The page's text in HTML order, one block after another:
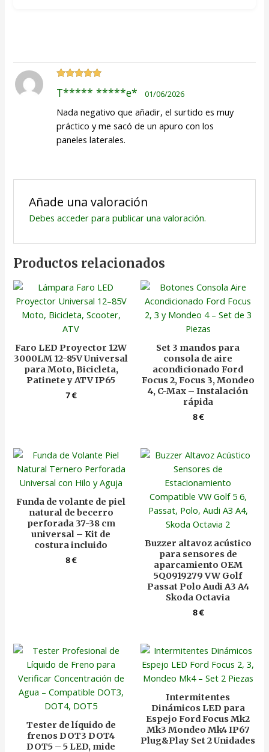
con5de 5
T***** *****e* 01/06/2026
Nada negativo que añadir, el surtido es muy
práctico y me sacó de un apuro con los
paneles laterales.
Añade una valoración
Debes accederpara publicar una valoración.
Productos relacionados
Faro LED Proyector 12W
3000LM 12-85V Universal
para Moto, Bicicleta,
Patinete y ATV IP65
7€
Set 3 mandos para
consola de aire
acondicionado Ford
Focus 2, Focus 3, Mondeo
4, C-Max – Instalación
rápida
8€
Funda de volante de piel
natural de becerro
perforada 37-38 cm
universal – Kit de
costura incluido
8€
Buzzer altavoz acústico
para sensores de
aparcamiento OEM
5Q0919279 VW Golf
Passat Polo Audi A3 A4
Skoda Octavia
8€
Tester de líquido de
frenos DOT3 DOT4
DOT5 – 5 LED, mide
Intermitentes
Dinámicos LED para
Espejo Ford Focus Mk2
Mk3 Mondeo Mk4 IP67
Plug&Play Set 2 Unidades